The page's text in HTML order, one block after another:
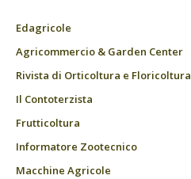
Edagricole
Agricommercio & Garden Center
Rivista di Orticoltura e Floricoltura
Il Contoterzista
Frutticoltura
Informatore Zootecnico
Macchine Agricole